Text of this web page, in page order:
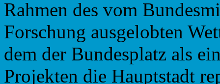
Rahmen des vom
Forschung ausgelobten
dem der Bundesplatz als
Projekten die Hauptstadt